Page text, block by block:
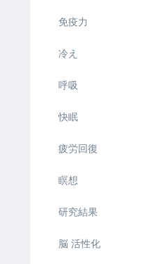
免疫力
冷え
呼吸
快眠
疲労回復
瞑想
研究結果
脳 活性化